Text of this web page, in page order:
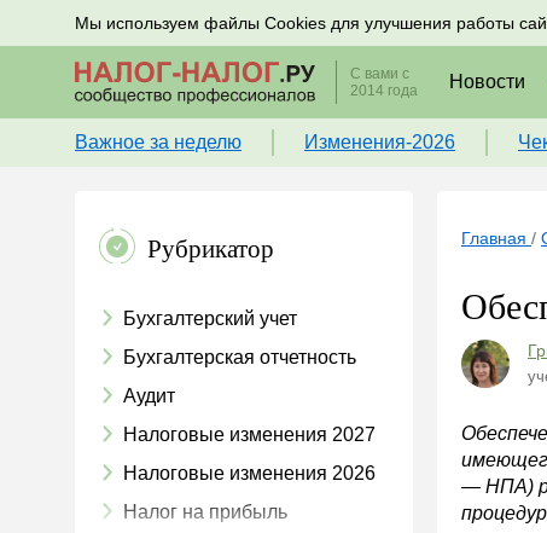
Мы используем файлы Cookies для улучшения работы
Подписывайтесь на новости по налогам, учету и
С вами с
2014 года
Новости
Важное за неделю Изменения-2026
Рубрикатор
Бухгалтерский учет
Бухгалтерская отчетность
Аудит
Налоговые изменения 2027
Налоговые изменения 2026
Налог на прибыль
Главная /
— НПА)